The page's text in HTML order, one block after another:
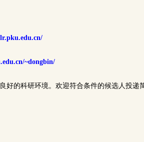
~dongbin/
好的科研环境。欢迎符合条件的候选人投递